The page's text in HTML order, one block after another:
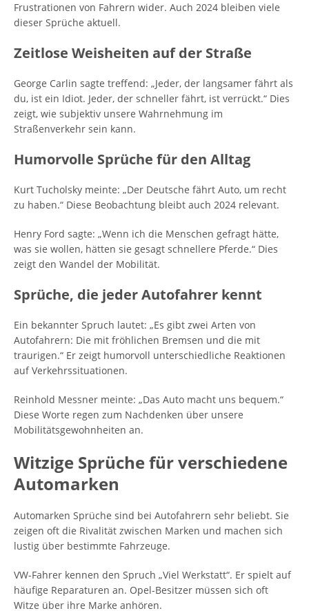
Frustrationen von Fahrern wider. Auch 2024 bleiben viele
dieser Sprüche aktuell.
Zeitlose Weisheiten auf der Straße
George Carlin sagte treffend: „Jeder, der langsamer fährt als
du, ist ein Idiot. Jeder, der schneller fährt, ist verrückt.“ Dies
zeigt, wie subjektiv unsere Wahrnehmung im
Straßenverkehr sein kann.
Humorvolle Sprüche für den Alltag
Kurt Tucholsky meinte: „Der Deutsche fährt Auto, um recht
zu haben.“ Diese Beobachtung bleibt auch 2024 relevant.
Henry Ford sagte: „Wenn ich die Menschen gefragt hätte,
was sie wollen, hätten sie gesagt schnellere Pferde.“ Dies
zeigt den Wandel der Mobilität.
Sprüche, die jeder Autofahrer kennt
Ein bekannter Spruch lautet: „Es gibt zwei Arten von
Autofahrern: Die mit fröhlichen Bremsen und die mit
traurigen.“ Er zeigt humorvoll unterschiedliche Reaktionen
auf Verkehrssituationen.
Reinhold Messner meinte: „Das Auto macht uns bequem.“
Diese Worte regen zum Nachdenken über unsere
Mobilitätsgewohnheiten an.
Witzige Sprüche für verschiedene
Automarken
Automarken Sprüche sind bei Autofahrern sehr beliebt. Sie
zeigen oft die Rivalität zwischen Marken und machen sich
lustig über bestimmte Fahrzeuge.
VW-Fahrer kennen den Spruch „Viel Werkstatt“. Er spielt auf
häufige Reparaturen an. Opel-Besitzer müssen sich oft
Witze über ihre Marke anhören.